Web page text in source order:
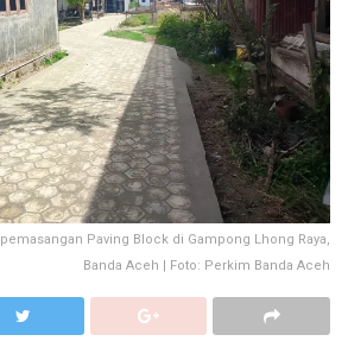
Paving Block di Gampong Lhong Raya,
Banda Aceh | Foto: Perkim Banda Aceh